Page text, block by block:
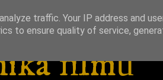
filmů
traffic. Your IP address and
to ensure quality of service,